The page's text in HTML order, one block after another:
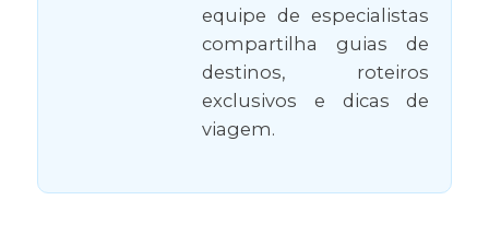
equipe de especialistas
compartilha guias de
destinos, roteiros
exclusivos e dicas de
viagem.